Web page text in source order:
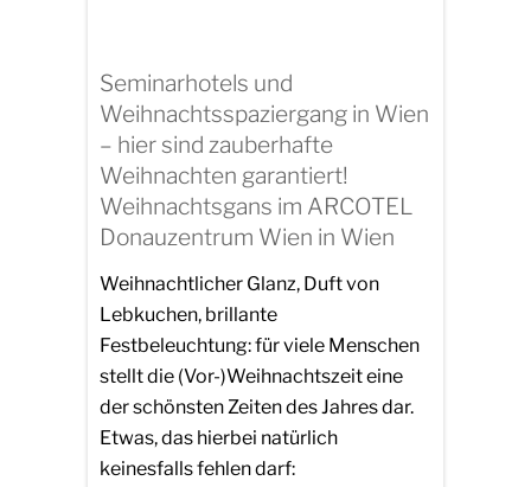
Seminarhotels und
Weihnachtsspaziergang in Wien
– hier sind zauberhafte
Weihnachten garantiert!
Weihnachtsgans im ARCOTEL
Donauzentrum Wien in Wien
Weihnachtlicher Glanz, Duft von
Lebkuchen, brillante
Festbeleuchtung: für viele Menschen
stellt die (Vor-)Weihnachtszeit eine
der schönsten Zeiten des Jahres dar.
Etwas, das hierbei natürlich
keinesfalls fehlen darf: